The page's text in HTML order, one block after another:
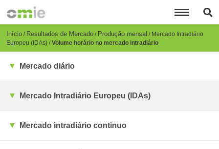
para
conteúdo
principal
Breadcrumb
Início Resultados de Mercado Produção mensal
Mercado Intradiário
Europeu (IDAs) Volume horário no mercado intradiário
Mercado diário
Mercado Intradiário Europeu (IDAs)
Mercado intradiário continuo